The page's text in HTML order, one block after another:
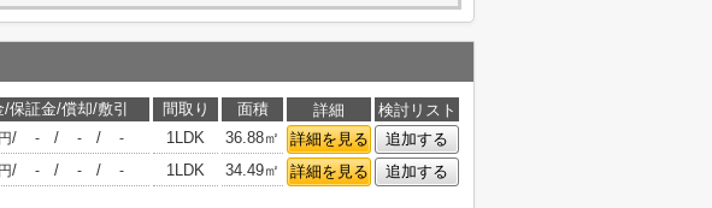
保証金/償却/敷引 間取り 面積 詳細
検討リスト
/ - / - / - 1LDK 36.88㎡ 詳細を見る
追加する
/ - / - / - 1LDK 34.49㎡ 詳細を見る 追加する